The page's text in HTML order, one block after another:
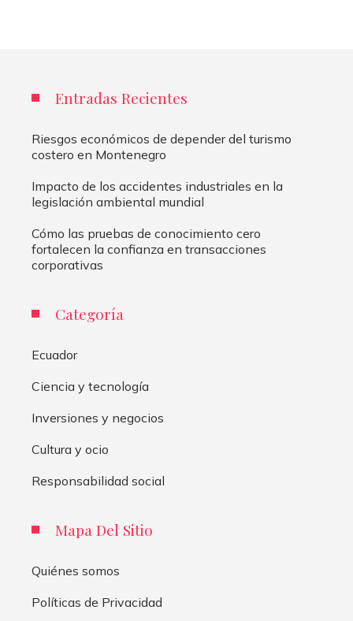
Entradas Recientes
Riesgos económicos de depender del turismo
costero en Montenegro
Impacto de los accidentes industriales en la
legislación ambiental mundial
Cómo las pruebas de conocimiento cero
fortalecen la confianza en transacciones
corporativas
Categoría
Ecuador
Ciencia y tecnología
Inversiones y negocios
Cultura y ocio
Responsabilidad social
Mapa Del Sitio
Quiénes somos
Políticas de Privacidad